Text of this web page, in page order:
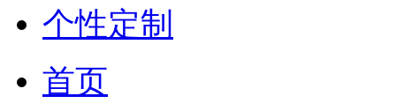
个性定制
首页